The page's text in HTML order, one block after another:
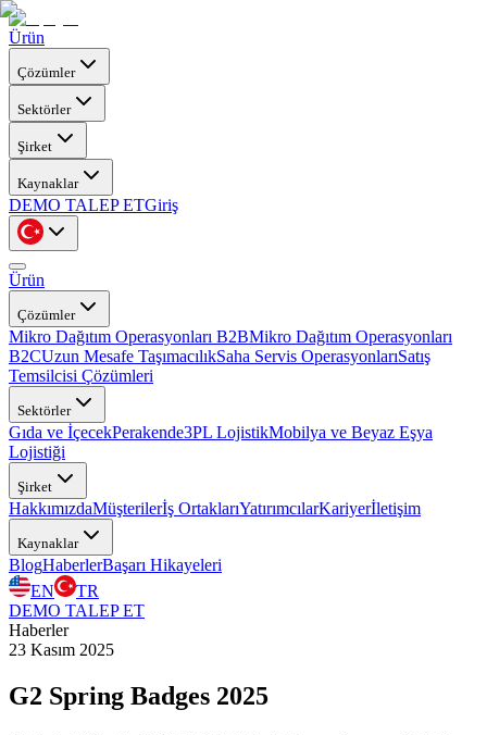
Ürün
Çözümler
Sektörler
Şirket
Kaynaklar
DEMO TALEP ETGiriş
Ürün
Çözümler
Mikro Dağıtım Operasyonları B2BMikro Dağıtım Operasyonları
B2CUzun Mesafe TaşımacılıkSaha Servis OperasyonlarıSatış
Temsilcisi Çözümleri
Sektörler
Gıda ve İçecekPerakende3PL LojistikMobilya ve Beyaz Eşya
Lojistiği
Şirket
HakkımızdaMüşterilerİş OrtaklarıYatırımcılarKariyerİletişim
Kaynaklar
BlogHaberlerBaşarı Hikayeleri
EN
TR
DEMO TALEP ET
Haberler
23 Kasım 2025
G2 Spring Badges 2025